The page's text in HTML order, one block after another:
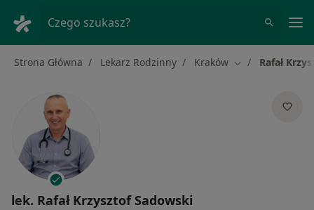
Czego szukasz?
Strona Główna Lekarz Rodzinny Kraków Zmień miasto
Rafał
lek. Rafał Krzysztof Sadowski